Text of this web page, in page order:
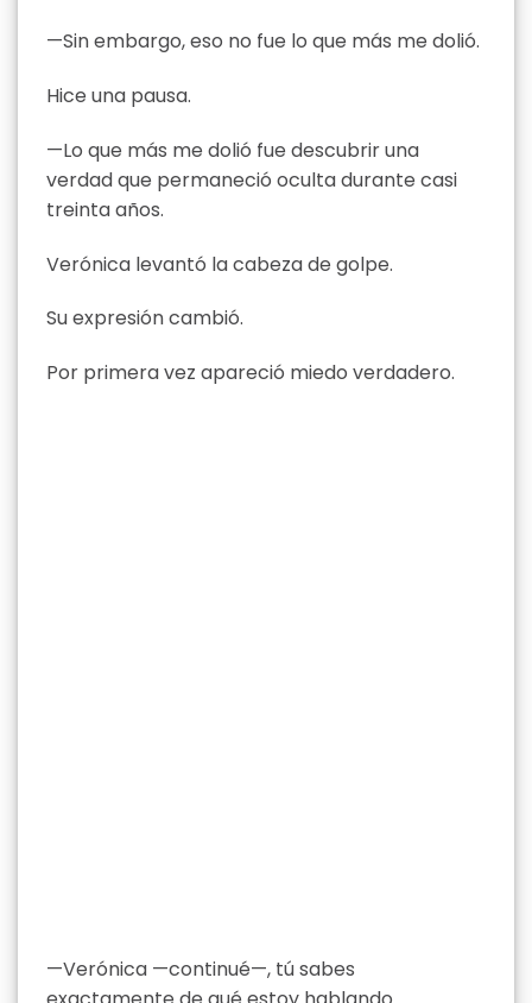
—Sin embargo, eso no fue lo que más me dolió.
Hice una pausa.
—Lo que más me dolió fue descubrir una
verdad que permaneció oculta durante casi
treinta años.
Verónica levantó la cabeza de golpe.
Su expresión cambió.
Por primera vez apareció miedo verdadero.
—Verónica —continué—, tú sabes